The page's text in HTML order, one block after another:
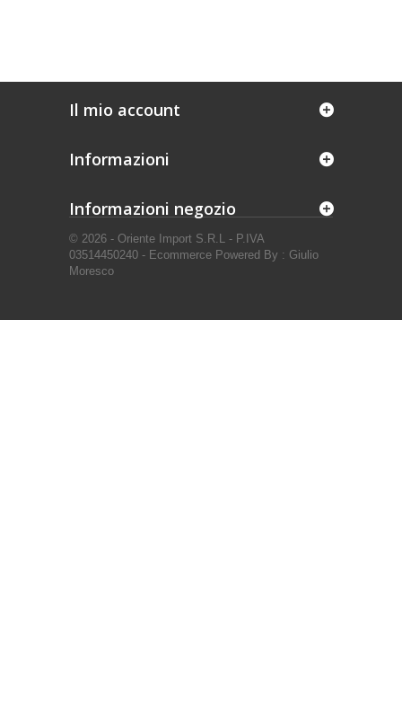
Il mio account
Informazioni
© 2026 - Oriente Import S.R.L - P.IVA
03514450240 - Ecommerce Powered By : Giulio
Moresco
Informazioni negozio